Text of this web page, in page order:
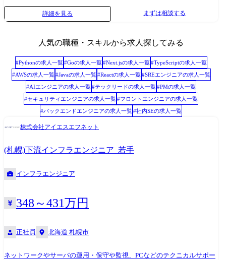
及びます。データセンターの移転に関するプロジェクトや、ハード機器
メーカーからの依頼によるテクニカルサポートもあります。また、ご経
チャレンジしていただくなどキャリアアップが可能な環境です。 プロジ
ェクト例 ●金融機関向けクラウドサービス設計構築運用業務 ●行政機関
向けシステム導入提案・システム構築業務 ●行政機関向けネットワーク
機器更改業務 ●教育機関向けシステム構築運用業務
詳細を見る まずは相談する
人気の職種・スキルから求人探してみる
#Pythonの求人一覧 #Goの求人一覧 #Next.jsの求人一覧 #TypeScriptの求人一覧
#AWSの求人一覧 #Javaの求人一覧 #Reactの求人一覧 #SREエンジニアの求人一覧
#AIエンジニアの求人一覧#テックリードの求人一覧#PMの求人一覧
#セキュリティエンジニアの求人一覧#フロントエンジニアの求人一覧
#バックエンドエンジニアの求人一覧#社内SEの求人一覧
株式会社アイエスエフネット
(札幌)下流インフラエンジニア_若手
インフラエンジニア
348～431万円
正社員 北海道 札幌市
ネットワークやサーバの運用・保守や監視、PCなどのテクニカルサポー